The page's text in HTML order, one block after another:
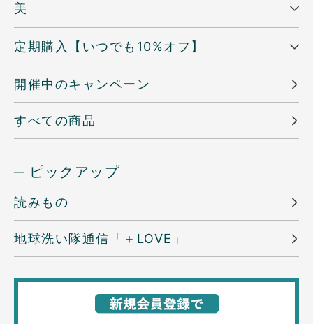
美
定期購入【いつでも10%オフ】
開催中のキャンペーン
すべての商品
─ ピックアップ
読みもの
地球洗い隊通信「＋LOVE」